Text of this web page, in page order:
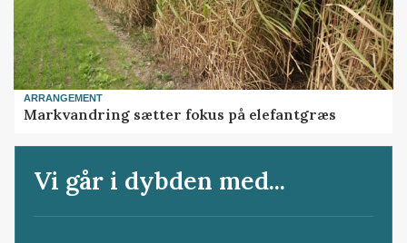
ARRANGEMENT
Markvandring sætter fokus på elefantgræs
Vi går i dybden med...